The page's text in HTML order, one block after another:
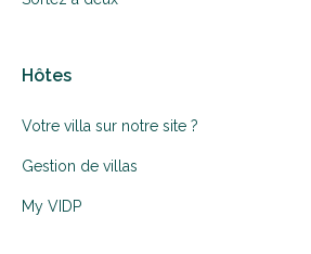
Hôtes
Votre villa sur notre site ?
Gestion de villas
My VIDP